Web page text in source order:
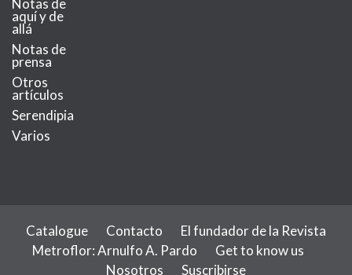
Notas de
aquí y de
allá
Notas de
prensa
Otros
artículos
Serendipia
Varios
Catalogue Contacto
El fundador de la Revista
Metroflor: Arnulfo A. Pardo
Get to know us
Nosotros
Suscribirse